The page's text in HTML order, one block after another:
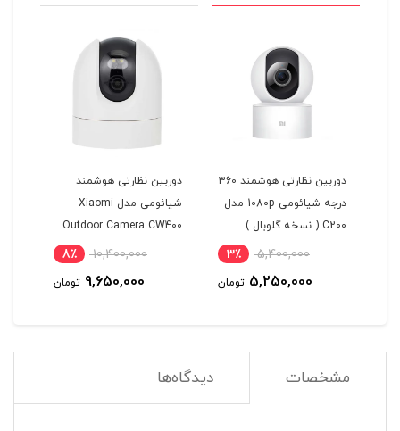
دوربین نظارتی هوشمند 360
درجه شیائومی 1080p مدل
C200 ( نسخه گلوبال )
5,400,000 3٪
5,250,000 تومان
دوربین نظارتی هوشمند
شیائومی مدل Xiaomi
Outdoor Camera CW400
10,400,000 8٪
9,650,000 تومان
مشخصات دیدگاه‌ها